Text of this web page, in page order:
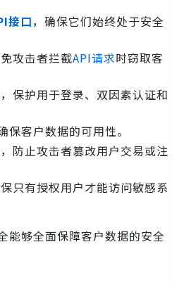
接口，确保它们始终处于安全
攻击者拦截API请求时窃取客
，保护用于登录、双因素认证和
保客户数据的可用性。
，防止攻击者篡改用户交易或注
只有授权用户才能访问敏感系
能够全面保障客户数据的安全